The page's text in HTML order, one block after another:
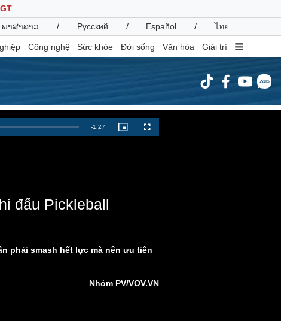
ພາສາລາວ / Русский / Español / ไทย
Công nghệ Sức khỏe Đời sống Văn hóa Giải trí
Kinh tế
Thị trường
Doanh nghiệp 24h
Tin Công nghệ
Remaining
-1:27
Picture-
in-
Fullscreen
đấu Pickleball
phải smash hết lực mà nên ưu tiên
Nhóm PV/VOV.VN